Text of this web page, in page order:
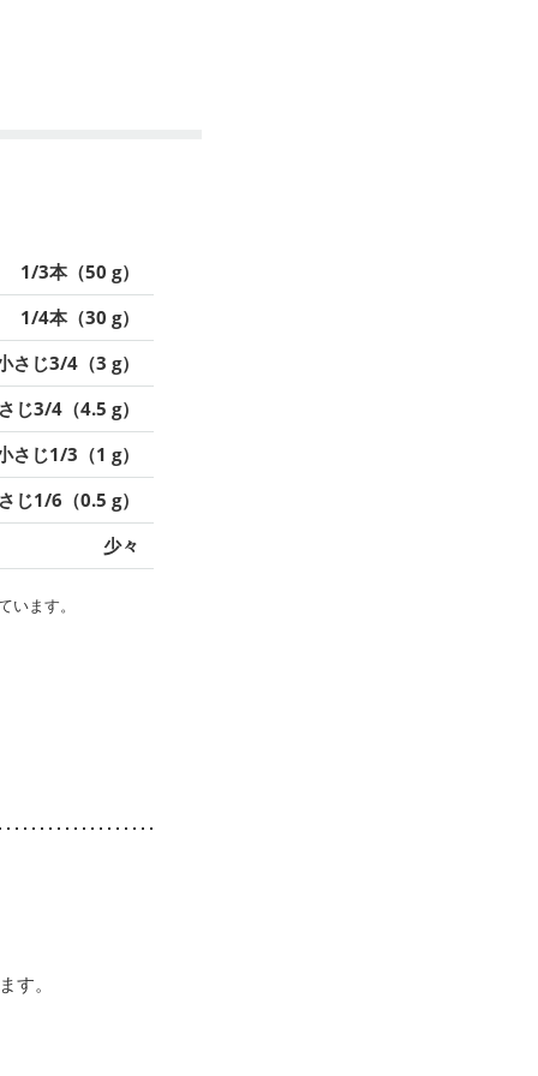
1/3本（50 g）
1/4本（30 g）
さじ3/4（3 g）
じ3/4（4.5 g）
さじ1/3（1 g）
じ1/6（0.5 g）
少々
ます。
す。